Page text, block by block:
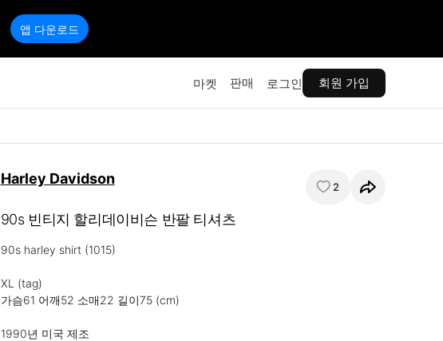
앱 다운로드
마켓 판매 로그인 회원 가입
Harley Davidson 2
90s 빈티지 할리데이비슨 반팔 티셔츠
90s harley shirt (1015)
XL (tag)
가슴61 어깨52 소매22 길이75 (cm)
1990년 미국 제조